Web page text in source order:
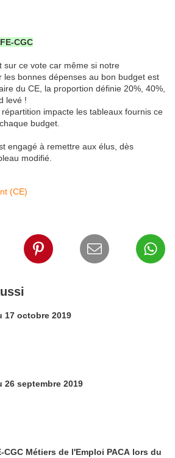
CGC
sur ce vote car même si notre
les bonnes dépenses au bon budget est
du CE, la proportion définie 20%, 40%,
levé !
impacte les tableaux fournis ce
budget.
engagé à remettre aux élus, dès
modifié.
(CE)
17 octobre 2019
26 septembre 2019
CGC Métiers de l'Emploi PACA lors du